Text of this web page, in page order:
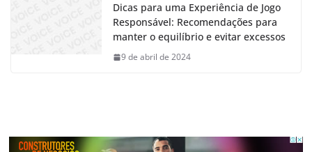
Dicas para uma Experiência de Jogo
Responsável: Recomendações para
manter o equilíbrio e evitar excessos
9 de abril de 2024